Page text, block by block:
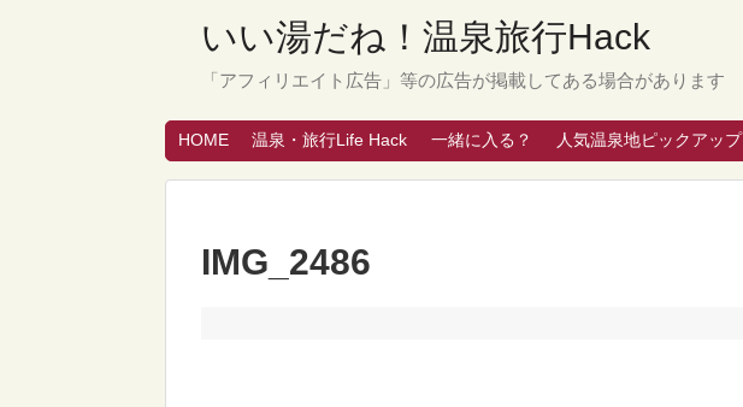
いい湯だね！温泉旅行Hack
「アフィリエイト広告」等の広告が掲載してある場合があります
HOME 温泉・旅行Life Hack 一緒に入る？ 人気温泉地ピックアップ
IMG_2486